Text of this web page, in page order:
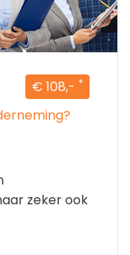
€ 108,- *
zeker ook